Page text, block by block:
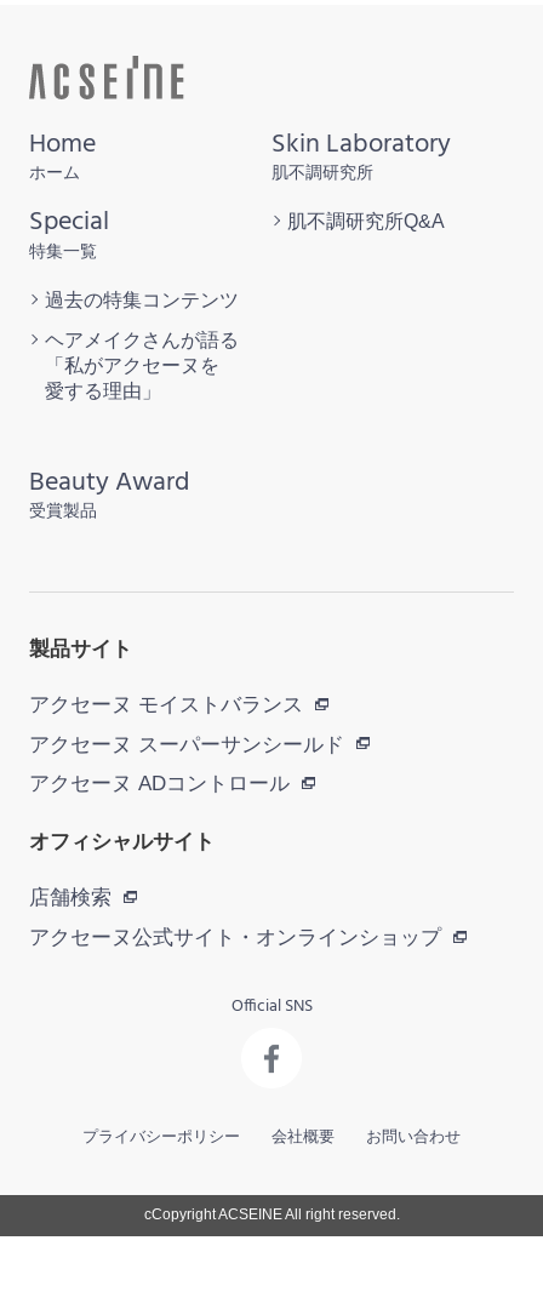
Home
ホーム
Special
特集一覧
過去の特集コンテンツ
ヘアメイクさんが語る
「私がアクセーヌを
愛する理由」
Skin Laboratory
肌不調研究所
肌不調研究所Q&A
Beauty Award
受賞製品
製品サイト
アクセーヌ モイストバランス
アクセーヌ スーパーサンシールド
アクセーヌ ADコントロール
オフィシャルサイト
店舗検索
アクセーヌ公式サイト・ オンラインショップ
Official SNS
プライバシーポリシー 会社概要 お問い合わせ
cCopyright ACSEINE All right reserved.